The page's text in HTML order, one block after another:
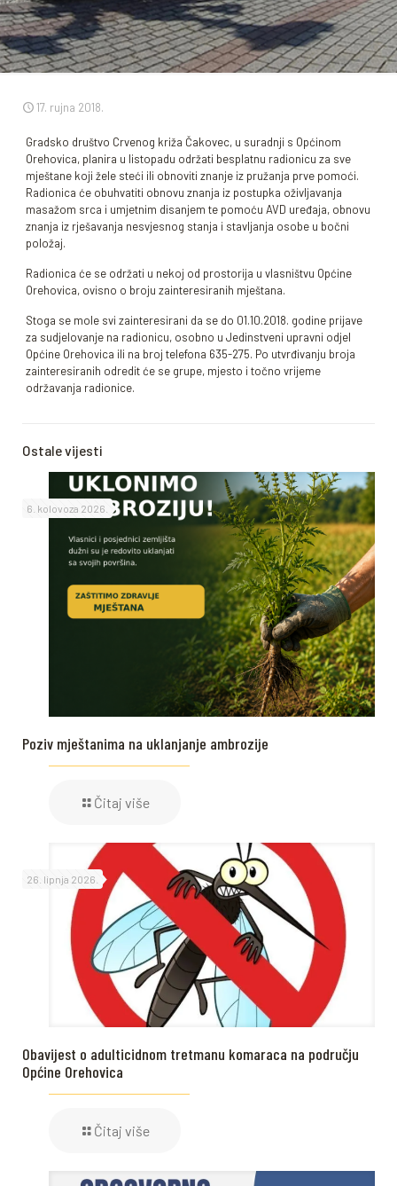
17. rujna 2018.
Gradsko društvo Crvenog križa Čakovec, u suradnji s Općinom
Orehovica, planira u listopadu održati besplatnu radionicu za sve
mještane koji žele steći ili obnoviti znanje iz pružanja prve pomoći.
Radionica će obuhvatiti obnovu znanja iz postupka oživljavanja
masažom srca i umjetnim disanjem te pomoću AVD uređaja, obnovu
znanja iz rješavanja nesvjesnog stanja i stavljanja osobe u bočni
položaj.
Radionica će se održati u nekoj od prostorija u vlasništvu Općine
Orehovica, ovisno o broju zainteresiranih mještana.
Stoga se mole svi zainteresirani da se do 01.10.2018. godine prijave
za sudjelovanje na radionicu, osobno u Jedinstveni upravni odjel
Općine Orehovica ili na broj telefona 635-275. Po utvrđivanju broja
zainteresiranih odredit će se grupe, mjesto i točno vrijeme
održavanja radionice.
Ostale vijesti
6. kolovoza 2026.
Poziv mještanima na uklanjanje ambrozije
Čitaj više
26. lipnja 2026.
Obavijest o adulticidnom tretmanu komaraca na području
Općine Orehovica
Čitaj više